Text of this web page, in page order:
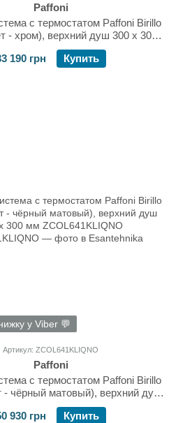
Paffoni
с термостатом Paffoni Birillo
- хром), верхний душ 300 х 300
мм ZCOL641KLIQCR
190 грн
Купить
у Viber 💬
Артикул: ZCOL641KLIQNO
Paffoni
с термостатом Paffoni Birillo
- чёрный матовый), верхний душ
300 мм ZCOL641KLIQNO
930 грн
Купить